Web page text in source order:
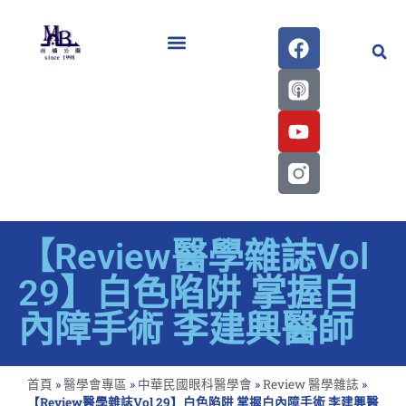
【Review醫學雜誌Vol
29】白色陷阱 掌握白
內障手術 李建興醫師
首頁 »醫學會專區 » 中華民國眼科醫學會 »Review 醫學雜誌 »
【Review醫學雜誌Vol 29】白色陷阱 掌握白內障手術 李建興醫